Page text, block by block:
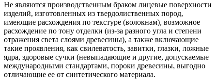
Не являются производственным браком лицевые поверхности
изделий, изготовленных из твердолиственных пород,
имеющие расхождения по текстуре (волокнам), возможное
расхождение по тону отделки (из-за разного угла и степени
отражения света слоями древесины), а также включающие
такие проявления, как свилеватость, завитки, глазки, ложные
ядра, здоровые сучки (невыпадающие и другие, допускаемые
международными стандартами, пороки древесины, выгодно
отличающие ее от синтетического материала.